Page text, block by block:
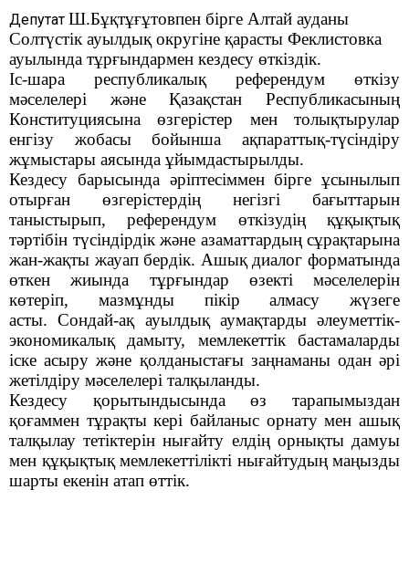
Депутат Ш.Бұқтұғұтовпен бірге Алтай ауданы
Солтүстік ауылдық округіне қарасты Феклистовка
ауылында тұрғындармен кездесу өткіздік.
Іс-шара республикалық референдум өткізу
мәселелері және Қазақстан Республикасының
Конституциясына өзгерістер мен толықтырулар
енгізу жобасы бойынша ақпараттық-түсіндіру
жұмыстары аясында ұйымдастырылды.
Кездесу барысында әріптесіммен бірге ұсынылып
отырған өзгерістердің негізгі бағыттарын
таныстырып, референдум өткізудің құқықтық
тәртібін түсіндірдік және азаматтардың сұрақтарына
жан-жақты жауап бердік. Ашық диалог форматында
өткен жиында тұрғындар өзекті мәселелерін
көтеріп, мазмұнды пікір алмасу жүзеге
асты.Сондай-ақ ауылдық аумақтарды әлеуметтік-
экономикалық дамыту, мемлекеттік бастамаларды
іске асыру және қолданыстағы заңнаманы одан әрі
жетілдіру мәселелері талқыланды.
Кездесу қорытындысында өз тарапымыздан
қоғаммен тұрақты кері байланыс орнату мен ашық
талқылау тетіктерін нығайту елдің орнықты дамуы
мен құқықтық мемлекеттілікті нығайтудың маңызды
шарты екенін атап өттік.